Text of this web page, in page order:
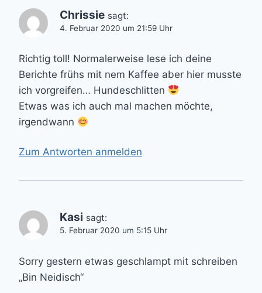
Chrissie sagt:
4. Februar 2020 um 21:59 Uhr
Richtig toll! Normalerweise lese ich deine
Berichte frühs mit nem Kaffee aber hier musste
ich vorgreifen… Hundeschlitten
Etwas was ich auch mal machen möchte,
irgendwann
Zum Antworten anmelden
Kasi sagt:
5. Februar 2020 um 5:15 Uhr
Sorry gestern etwas geschlampt mit schreiben
„Bin Neidisch“